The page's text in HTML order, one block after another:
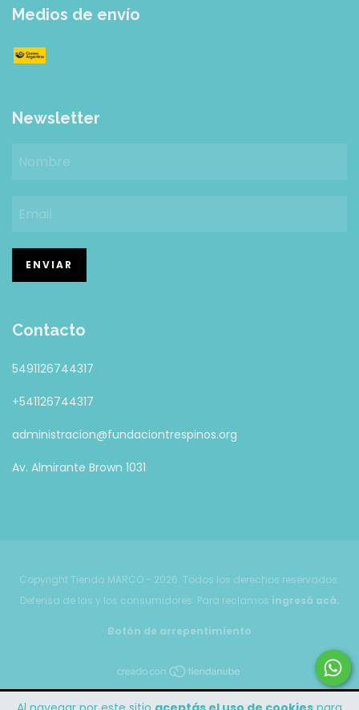
Medios de envío
Newsletter
Contacto
5491126744317
+541126744317
administracion@fundaciontrespinos.org
Av. Almirante Brown 1031
Copyright Tienda MARCO - 2026. Todos los derechos reservados.
Defensa de las y los consumidores. Para reclamos ingresá acá.
Botón de arrepentimiento